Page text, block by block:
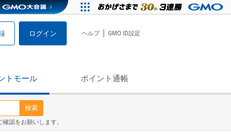
ログイン ヘルプ GMO ID設定
トモール ポイント通帳
検索
認をお願いします。